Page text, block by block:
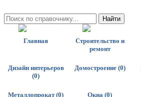
Главная
Строительство и
ремонт
Дизайн интерьеров
(0)
Домостроение (0)
Металлопрокат (0) Окна (0)